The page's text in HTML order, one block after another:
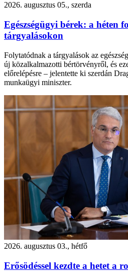
2026. augusztus 05., szerda
Egészségügyi bérek: a héten
tárgyalásokon
Folytatódnak a tárgyalások az
új közalkalmazotti bértörvényről, és
előrelépésre – jelentette ki szerdán
munkaügyi miniszter.
2026. augusztus 03., hétfő
Erősödéssel kezdte a hetet a